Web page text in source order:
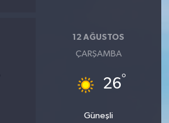
12 AĞUSTOS
ÇARŞAMBA
26°
Güneşli